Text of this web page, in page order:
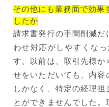
その他にも業務面で効果
したか
請求書発行の手間削減だ
わせ対応がしやすくな
す。以前は、取引先様か
せをいただいても、内容
しかなく、特定の経理担
とができませんでした